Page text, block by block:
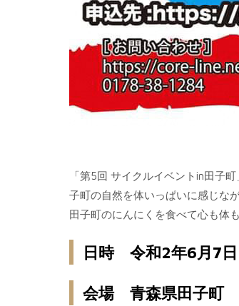
「第5回 サイクルイベントin田子
子町の自然を体いっぱいに感じな
田子町のにんにくを食べて心も体
日時 令和2年6月7
会場 青森県田子町